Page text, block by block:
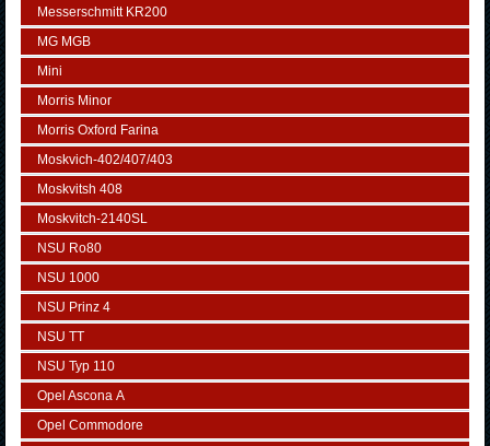
Messerschmitt KR200
MG MGB
Mini
Morris Minor
Morris Oxford Farina
Moskvich-402/407/403
Moskvitsh 408
Moskvitch-2140SL
NSU Ro80
NSU 1000
NSU Prinz 4
NSU TT
NSU Typ 110
Opel Ascona А
Opel Commodore